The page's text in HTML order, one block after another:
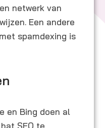
netwerk van
Een andere
spamdexing is
en Bing doen al
SEO te